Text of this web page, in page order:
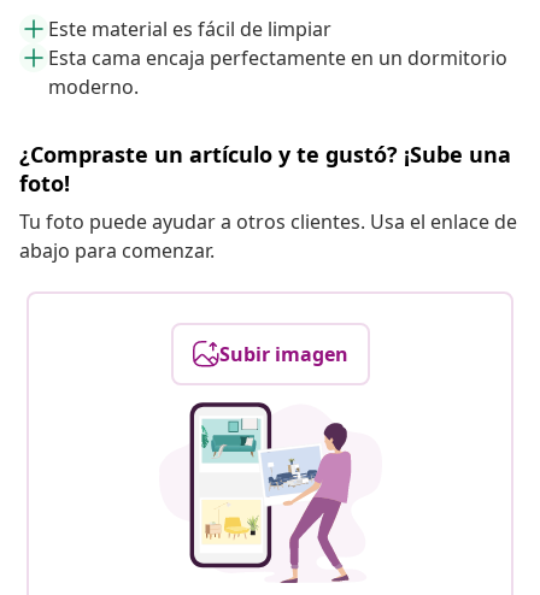
Este material es fácil de limpiar
Esta cama encaja perfectamente en un dormitorio
moderno.
¿Compraste un artículo y te gustó? ¡Sube una
foto!
Tu foto puede ayudar a otros clientes. Usa el enlace de
abajo para comenzar.
Subir imagen